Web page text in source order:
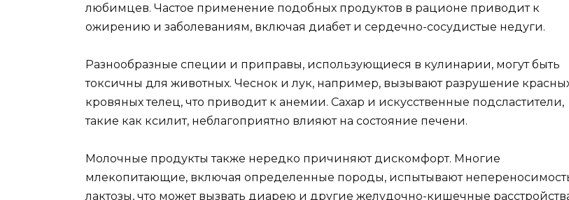
любимцев. Частое применение подобных продуктов в рационе приводит к
ожирению и заболеваниям, включая диабет и сердечно-сосудистые недуги.
Разнообразные специи и приправы, использующиеся в кулинарии, могут быть
токсичны для животных. Чеснок и лук, например, вызывают разрушение
кровяных телец, что приводит к анемии. Сахар и искусственные подсластители,
такие как ксилит, неблагоприятно влияют на состояние печени.
Молочные продукты также нередко причиняют дискомфорт. Многие
млекопитающие, включая определенные породы, испытывают
лактозы, что может вызвать диарею и другие желудочно-кишечные